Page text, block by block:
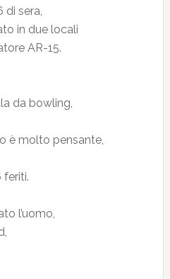
sera,
in due locali
AR-15.
da bowling,
è molto pensante,
feriti.
l’uomo,